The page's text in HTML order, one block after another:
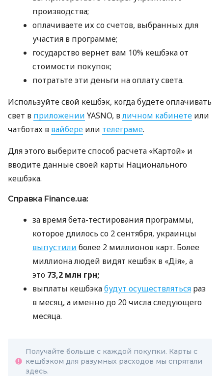
производства;
оплачиваете их со счетов, выбранных для
участия в программе;
государство вернет вам 10% кешбэка от
стоимости покупок;
потратьте эти деньги на оплату света.
Используйте свой кешбэк, когда будете оплачивать
свет в приложении YASNO, вличном кабинете или
чатботах в вайбере или телеграме.
Для этого выберите способ расчета «Картой» и
вводите данные своей карты Национального
кешбэка.
Справка Finance.ua:
за время бета-тестирования программы,
которое длилось со 2 сентября, украинцы
выпустили более 2 миллионов карт. Более
миллиона людей видят кешбэк в «Дія», а
это 73,2 млн грн;
выплаты кешбэкабудут осуществляться раз
в месяц, а именно до 20 числа следующего
месяца.
Получайте больше с каждой покупки. Карты с
кешбэком для разумных расходов мы спрятали
здесь.